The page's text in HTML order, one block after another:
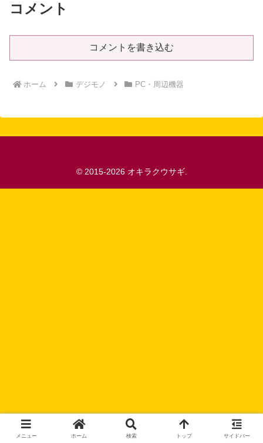
コメント
コメントを書き込む
ホーム デジモノ PC・周辺機器
© 2015-2026 オキラクウサギ.
メニュー ホーム 検索 トップ サイドバー